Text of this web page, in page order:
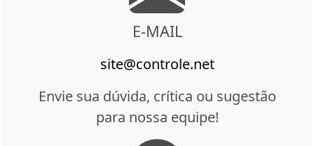
E-MAIL
site@controle.net
Envie sua dúvida, crítica ou sugestão
para nossa equipe!